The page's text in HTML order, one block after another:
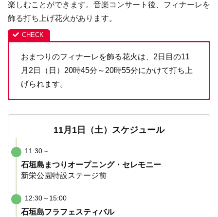
楽しむことができます。音楽コンサート後、フィナーレを
飾る打ち上げ花火があります。
おまつりのフィナーレを飾る花火は、2日目の11
月2日（日）20時45分～20時55分にかけて打ち上
げられます。
11月1日（土）スケジュール
11:30～
石垣島まつりオープニング・セレモニー
新栄公園特設ステージ前
12:30～15:00
石垣島フラフェスティバル